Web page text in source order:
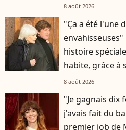
8 août 2026
"Ça a été l'une
histoire
habite, grâce à
Hardy
8 août 2026
"Je gagnais dix
j'avais fait du
premier job de